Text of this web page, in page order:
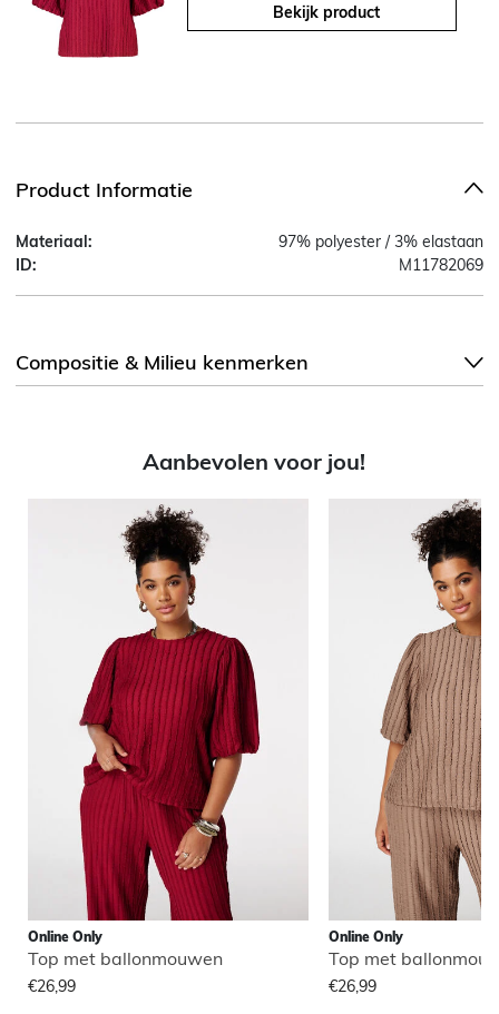
Bekijk product
Product Informatie
Materiaal:
97% polyester / 3% elastaan
ID:
M11782069
Compositie & Milieu kenmerken
Aanbevolen voor jou!
Online Only
Top met ballonmouwen
€26,99
Online Only
Top met
€26,99